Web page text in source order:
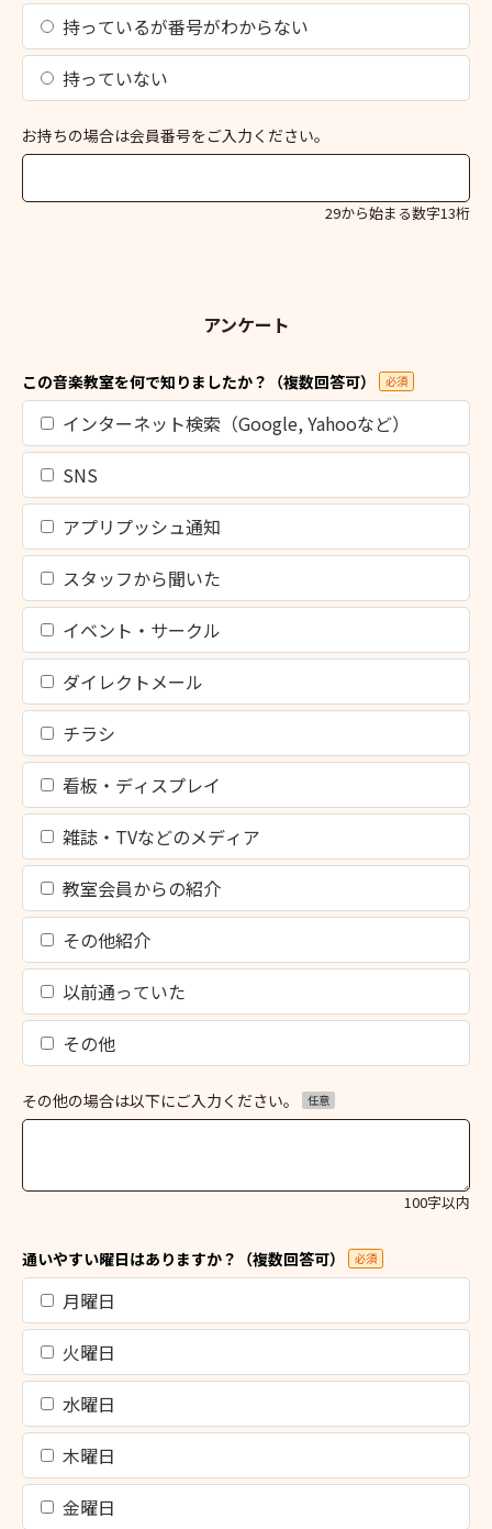
持っているが番号がわからない
持っていない
お持ちの場合は会員番号をご入力ください。
29から始まる数字13桁
アンケート
この音楽教室を何で知りましたか？（複数回答可） 必須
インターネット検索（Google, Yahooなど）
SNS
アプリプッシュ通知
スタッフから聞いた
イベント・サークル
ダイレクトメール
チラシ
看板・ディスプレイ
雑誌・TVなどのメディア
教室会員からの紹介
その他紹介
以前通っていた
その他
その他の場合は以下にご入力ください。 任意
100字以内
通いやすい曜日はありますか？（複数回答可） 必須
月曜日
火曜日
水曜日
木曜日
金曜日